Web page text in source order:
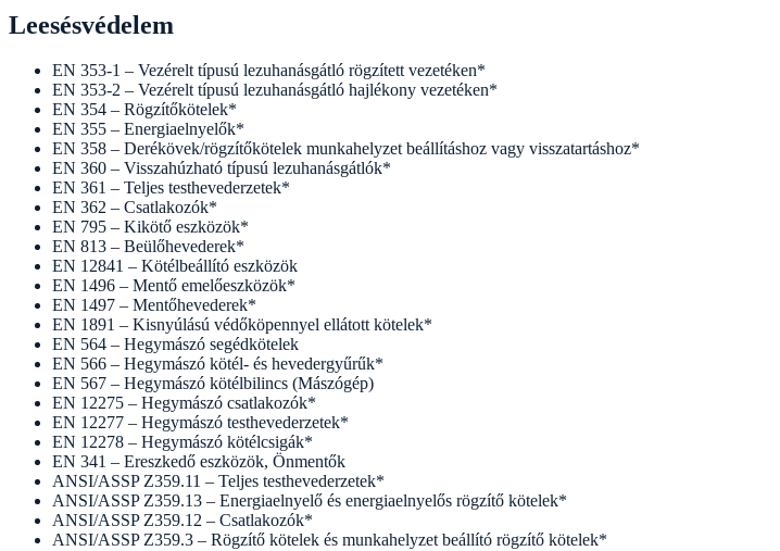
Leesésvédelem
EN 353-1 – Vezérelt típusú lezuhanásgátló rögzített vezetéken*
EN 353-2 – Vezérelt típusú lezuhanásgátló hajlékony vezetéken*
EN 354 – Rögzítőkötelek*
EN 355 – Energiaelnyelők*
EN 358 – Derékövek/rögzítőkötelek munkahelyzet beállításhoz vagy visszatartáshoz*
EN 360 – Visszahúzható típusú lezuhanásgátlók*
EN 361 – Teljes testhevederzetek*
EN 362 – Csatlakozók*
EN 795 – Kikötő eszközök*
EN 813 – Beülőhevederek*
EN 12841 – Kötélbeállító eszközök
EN 1496 – Mentő emelőeszközök*
EN 1497 – Mentőhevederek*
EN 1891 – Kisnyúlású védőköpennyel ellátott kötelek*
EN 564 – Hegymászó segédkötelek
EN 566 – Hegymászó kötél- és hevedergyűrűk*
EN 567 – Hegymászó kötélbilincs (Mászógép)
EN 12275 – Hegymászó csatlakozók*
EN 12277 – Hegymászó testhevederzetek*
EN 12278 – Hegymászó kötélcsigák*
EN 341 – Ereszkedő eszközök, Önmentők
ANSI/ASSP Z359.11 – Teljes testhevederzetek*
ANSI/ASSP Z359.13 – Energiaelnyelő és energiaelnyelős rögzítő kötelek*
ANSI/ASSP Z359.12 – Csatlakozók*
ANSI/ASSP Z359.3 – Rögzítő kötelek és munkahelyzet beállító rögzítő kötelek*